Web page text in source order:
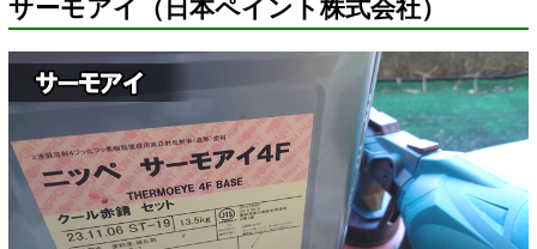
サーモアイ（日本ペイント株式会社）